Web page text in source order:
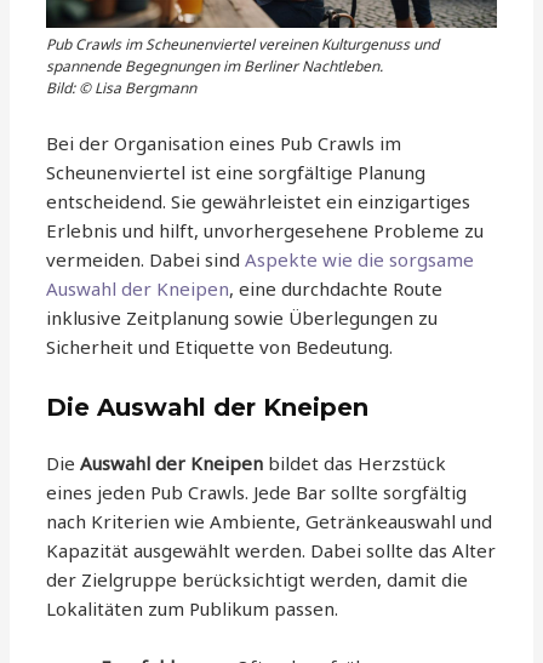
Pub Crawls im Scheunenviertel vereinen Kulturgenuss und
spannende Begegnungen im Berliner Nachtleben.
Bild: © Lisa Bergmann
Bei der Organisation eines Pub Crawls im
Scheunenviertel ist eine sorgfältige Planung
entscheidend. Sie gewährleistet ein einzigartiges
Erlebnis und hilft, unvorhergesehene Probleme zu
vermeiden. Dabei sindAspekte wie die sorgsame
Auswahl der Kneipen, eine durchdachte Route
inklusive Zeitplanung sowie Überlegungen zu
Sicherheit und Etiquette von Bedeutung.
Die Auswahl der Kneipen
DieAuswahl der Kneipen bildet das Herzstück
eines jeden Pub Crawls. Jede Bar sollte sorgfältig
nach Kriterien wie Ambiente, Getränkeauswahl und
Kapazität ausgewählt werden. Dabei sollte das Alter
der Zielgruppe berücksichtigt werden, damit die
Lokalitäten zum Publikum passen.